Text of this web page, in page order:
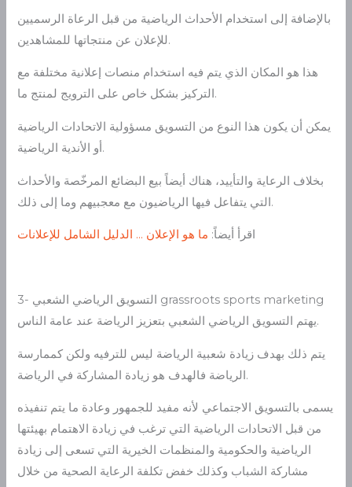
بالإضافة إلى استخدام الأحداث الرياضية من قبل الرعاة الرسميين
للإعلان عن منتجاتها للمشاهدين.
هذا هو المكان الذي يتم فيه استخدام منصات إعلانية مختلفة مع
التركيز بشكل خاص على الترويج لمنتج ما.
يمكن أن يكون هذا النوع من التسويق مسؤولية الاتحادات الرياضية
أو الأندية الرياضية.
بخلاف الرعاية والتأييد، هناك أيضاً بيع البضائع المرخّصة والأحداث
التي يتفاعل فيها الرياضيون مع معجبيهم وما إلى ذلك.
اقرأ أيضاً: ما هو الإعلان … الدليل الشامل للإعلانات
3- التسويق الرياضي الشعبي grassroots sports marketing
يهتم التسويق الرياضي الشعبي بتعزيز الرياضة عند عامة الناس.
يتم ذلك بهدف زيادة شعبية الرياضة ليس للترفيه ولكن كممارسة
الرياضة فالهدف هو زيادة المشاركة في الرياضة.
يسمى بالتسويق الاجتماعي لأنه مفيد للجمهور وعادة ما يتم تنفيذه
من قبل الاتحادات الرياضية التي ترغب في زيادة الاهتمام بهيئتها
الرياضية والحكومية والمنظمات الخيرية التي تسعى إلى زيادة
مشاركة الشباب وكذلك خفض تكلفة الرعاية الصحية من خلال